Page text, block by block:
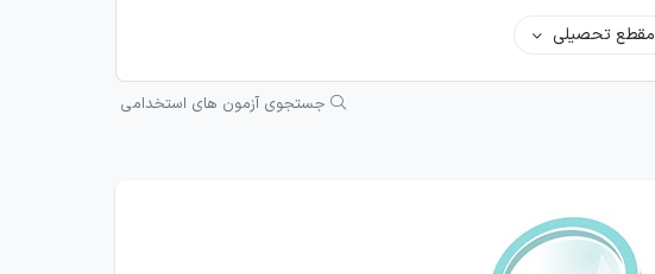
مقطع تحصیلی
جستجوی آزمون های استخدامی